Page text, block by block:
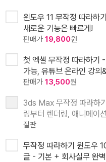
윈도우 11 무작정 따라하
새로운 기능은 빠르게!
판매가 19,800원
첫 엑셀 무작정 따라하기
가능, 유튜브 온라인 강의
판매가 13,500원
3ds Max 무작정 따라하
링부터 렌더링, 애니메이션
절판
무작정 따라하기 윈도우
글 - 기본 + 회사실무 완